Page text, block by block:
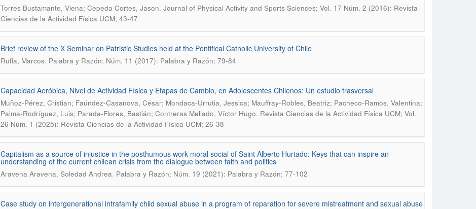
Torres Bustamante, Viena; Cepeda Cortes, Jason. Journal of Physical Activity and Sports Sciences; Vol. 17 Núm. 2 (2016): Revista
Ciencias de la Actividad Física UCM; 43-47
Brief review of the X Seminar on Patristic Studies held at the Pontifical Catholic University of Chile
Ruffa, Marcos. Palabra y Razón; Núm. 11 (2017): Palabra y Razón; 79-84
Capacidad Aeróbica, Nivel de Actividad Física y Etapas de Cambio, en Adolescentes Chilenos: Un estudio trasversal
Muñoz-Pérez, Cristian; Faúndez-Casanova, César; Mondaca-Urrutia, Jessica; Mauffray-Robles, Beatriz; Pacheco-Ramos, Valentina;
Palma-Rodríguez, Luis; Parada-Flores, Bastián; Contreras Mellado, Víctor Hugo. Revista Ciencias de la Actividad Física UCM; Vol.
26 Núm. 1 (2025): Revista Ciencias de la Actividad Física UCM; 26-38
Capitalism as a source of injustice in the posthumous work moral social of Saint Alberto Hurtado: Keys that can inspire an
understanding of the current chilean crisis from the dialogue between faith and politics
Aravena Aravena, Soledad Andrea. Palabra y Razón; Núm. 19 (2021): Palabra y Razón; 77-102
Case study on intergenerational intrafamily child sexual abuse in a program of reparation for severe mistreatment and sexual abuse